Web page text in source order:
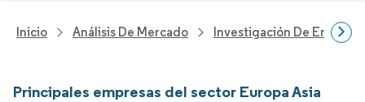
Inicio Análisis De Mercado Investigación De Energía
Principales empresas del sector Europa Asia